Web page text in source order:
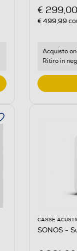
€ 299,00
€ 499,99
Acquisto
Ritiro in
CASSE
SONOS -